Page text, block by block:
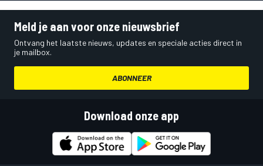
Meld je aan voor onze nieuwsbrief
Ontvang het laatste nieuws, updates en speciale acties direct in
je mailbox.
ABONNEER
Download onze app